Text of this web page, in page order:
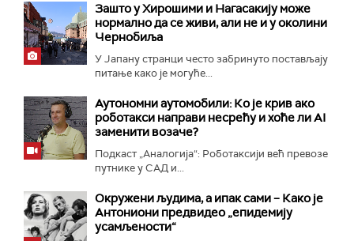
Зашто у Хирошими и Нагасакију може
нормално да се живи, али не и у околини
Чернобиља
У Јапану странци често забринуто постављају
питање како је могуће...
Аутономни аутомобили: Ко је крив ако
роботакси направи несрећу и хоће ли AI
заменити возаче?
Подкаст „Аналогија“: Роботаксији већ превозе
путнике у САД и...
Окружени људима, а ипак сами – Како је
Антониони предвидео „епидемију
усамљености“